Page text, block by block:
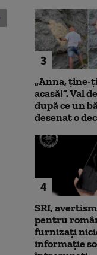
Avertisment de la
după scandalul
pe cărbune: „Blocarea
angajamentelor din
poate avea consecințe
financiare”
3
„Anna, ţine-
acasă!”. Val
după ce un
desenat o
4
SRI,
pentru
furnizați
informație